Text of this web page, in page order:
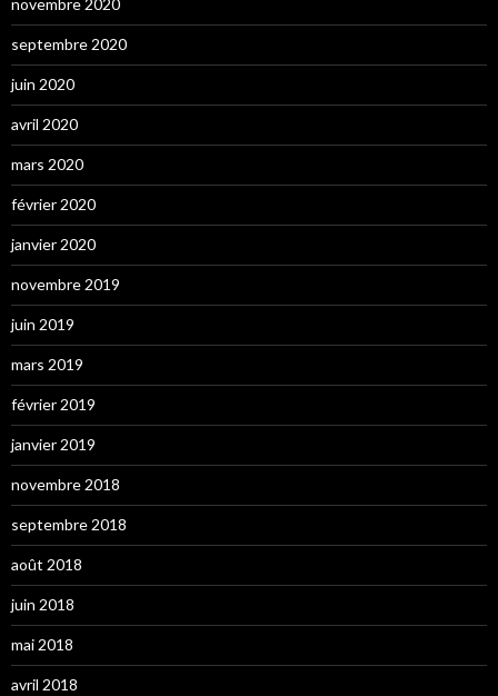
novembre 2020
septembre 2020
juin 2020
avril 2020
mars 2020
février 2020
janvier 2020
novembre 2019
juin 2019
mars 2019
février 2019
janvier 2019
novembre 2018
septembre 2018
août 2018
juin 2018
mai 2018
avril 2018